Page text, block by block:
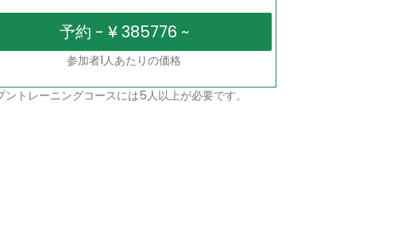
参加者1人あたりの価格
ントレーニングコースには5人以上が必要です。